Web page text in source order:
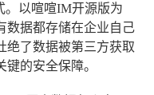
。以喧喧IM开源版为
数据都存储在企业自己
绝了数据被第三方获取
的安全保障。